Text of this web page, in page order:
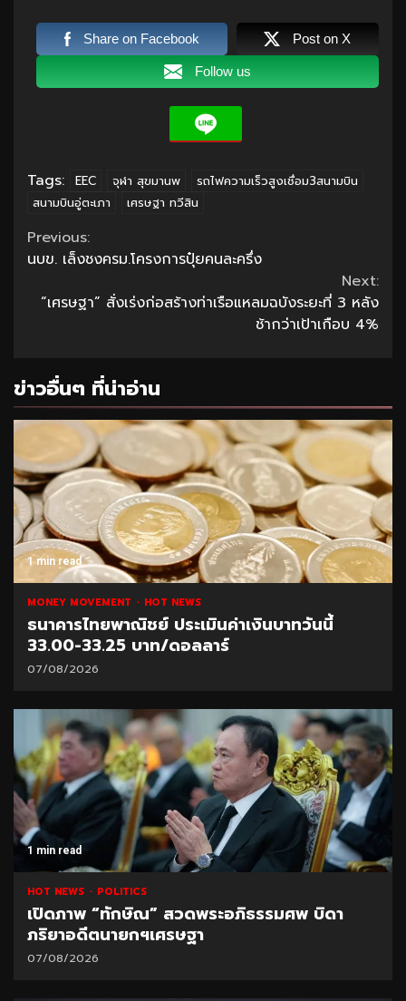
Share on Facebook Post on X
Follow us
Tags: EEC จุฬา สุขมานพ
รถไฟความเร็วสูงเชื่อม3สนามบิน
สนามบินอู่ตะเภา
เศรษฐา ทวีสิน
Continue
Previous:
นบข. เล็งชงครม.โครงการปุ๋ยคนละครึ่ง
Next:
“เศรษฐา” สั่งเร่งก่อสร้างท่าเรือแหลมฉบังระยะที่ 3 หลัง
ช้ากว่าเป้าเกือบ 4%
ข่าวอื่นๆ ที่น่าอ่าน
1 min read
MONEY MOVEMENT HOT NEWS
ธนาคารไทยพาณิชย์ ประเมินค่าเงินบาทวันนี้
33.00-33.25 บาท/ดอลลาร์
07/08/2026
1 min read
HOT NEWS POLITICS
เปิดภาพ “ทักษิณ” สวดพระอภิธรรมศพ บิดา
ภริยาอดีตนายกฯเศรษฐา
07/08/2026